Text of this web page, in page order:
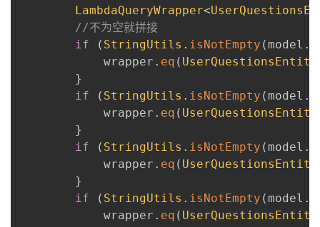
LambdaQueryWrapper<
//不为空就拼接
if
( StringUtils . isNotEmpty ( model .
            wrapper
. eq ( UserQuestionsEntity
}
if
( StringUtils . isNotEmpty ( model .
            wrapper
. eq ( UserQuestionsEntity
}
if
( StringUtils . isNotEmpty ( model .
            wrapper
. eq ( UserQuestionsEntity
}
if
( StringUtils . isNotEmpty ( model .
            wrapper
. eq ( UserQuestionsEntity